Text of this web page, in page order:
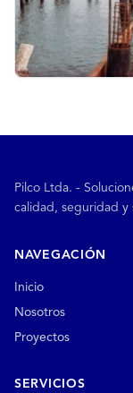
Pilco Ltda. -
calidad, seguridad y
NAVEGACIÓN
Inicio
Nosotros
Proyectos
SERVICIOS